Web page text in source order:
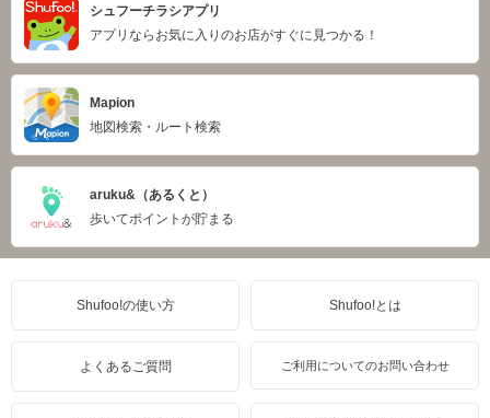
シュフーチラシアプリ
アプリならお気に入りのお店がすぐに見つかる！
Mapion
地図検索・ルート検索
aruku&（あるくと）
歩いてポイントが貯まる
Shufoo!の使い方 Shufoo!とは
よくあるご質問 ご利用についてのお問い合わせ